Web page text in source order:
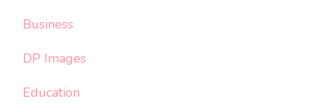
Business
DP Images
Education